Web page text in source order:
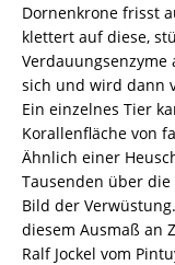
Dornenkrone frisst
klettert auf diese,
Verdauungsenzyme
sich und wird dann
Ein einzelnes Tier
Korallenfläche von
Ähnlich einer
Tausenden über
Bild der
diesem Ausmaß an
Ralf Jockel vom